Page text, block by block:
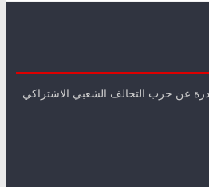
عن حزب التحالف الشعبي الاشتراكي